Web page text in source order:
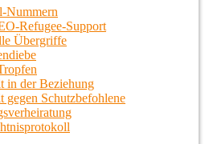
Nummern
Refugee-Support
Übergriffe
in der Beziehung
gegen Schutzbefohlene